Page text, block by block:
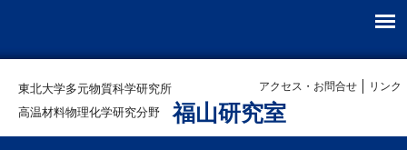
東北大学多元物質科学研究所
高温材料物理化学研究分野
福山研究室
アクセス・お問合せ リンク